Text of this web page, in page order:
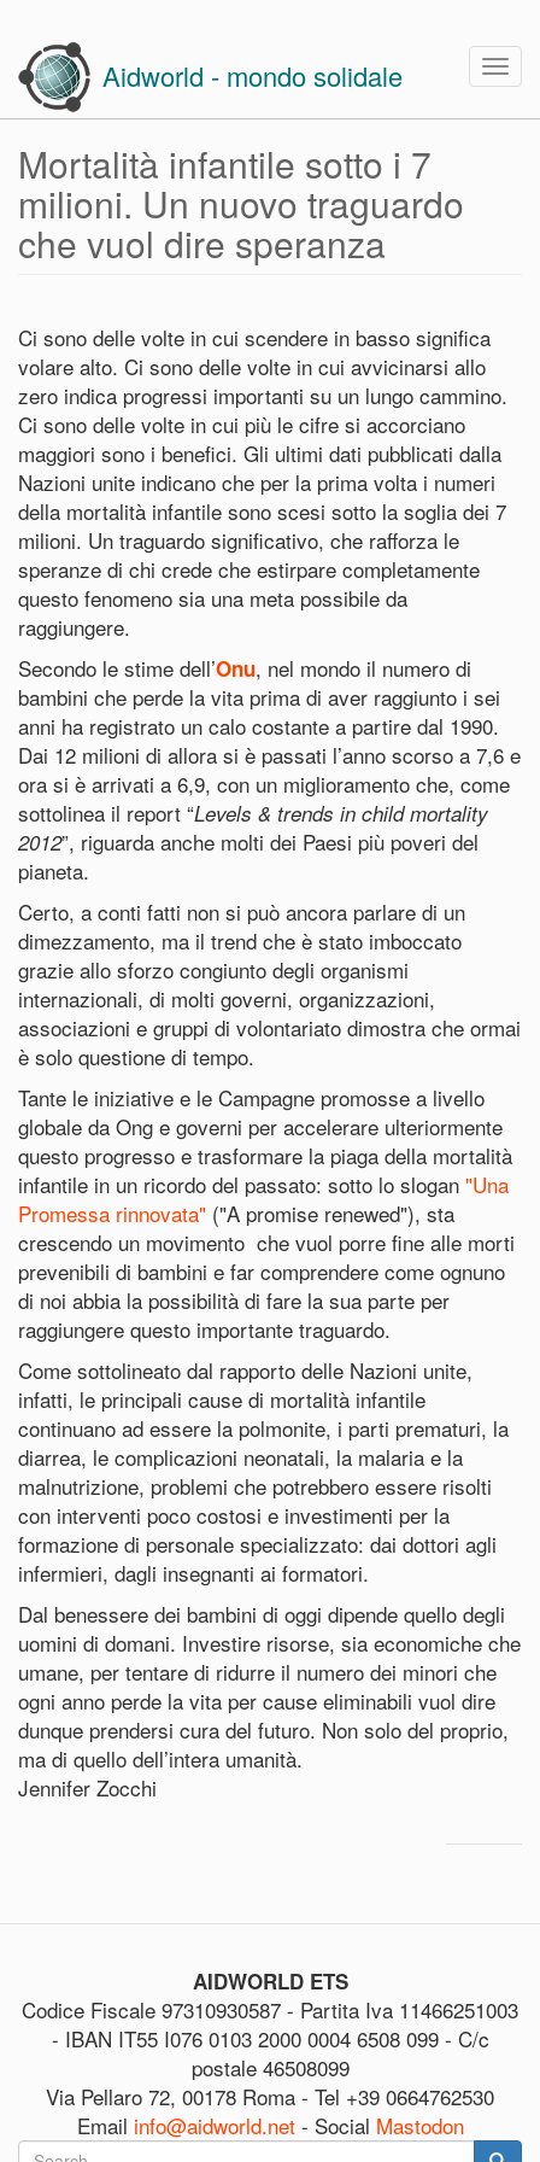
main
content
Aidworld - mondo solidale
Mortalità infantile sotto i 7
milioni. Un nuovo traguardo
che vuol dire speranza
Ci sono delle volte in cui scendere in basso significa
volare alto. Ci sono delle volte in cui avvicinarsi allo
zero indica progressi importanti su un lungo cammino.
Ci sono delle volte in cui più le cifre si accorciano
maggiori sono i benefici. Gli ultimi dati pubblicati dalla
Nazioni unite indicano che per la prima volta i numeri
della mortalità infantile sono scesi sotto la soglia dei 7
milioni. Un traguardo significativo, che rafforza le
speranze di chi crede che estirpare completamente
questo fenomeno sia una meta possibile da
raggiungere.
Secondo le stime dell’Onu, nel mondo il numero di
bambini che perde la vita prima di aver raggiunto i sei
anni ha registrato un calo costante a partire dal 1990.
Dai 12 milioni di allora si è passati l’anno scorso a 7,6 e
ora si è arrivati a 6,9, con un miglioramento che, come
sottolinea il report “Levels & trends in child mortality
2012”, riguarda anche molti dei Paesi più poveri del
pianeta.
Certo, a conti fatti non si può ancora parlare di un
dimezzamento, ma il trend che è stato imboccato
grazie allo sforzo congiunto degli organismi
internazionali, di molti governi, organizzazioni,
associazioni e gruppi di volontariato dimostra che ormai
è solo questione di tempo.
Tante le iniziative e le Campagne promosse a livello
globale da Ong e governi per accelerare ulteriormente
questo progresso e trasformare la piaga della mortalità
infantile in un ricordo del passato: sotto lo slogan "Una
Promessa rinnovata" ("A promise renewed"), sta
crescendo un movimento che vuol porre fine alle morti
prevenibili di bambini e far comprendere come ognuno
di noi abbia la possibilità di fare la sua parte per
raggiungere questo importante traguardo.
Come sottolineato dal rapporto delle Nazioni unite,
infatti, le principali cause di mortalità infantile
continuano ad essere la polmonite, i parti prematuri, la
diarrea, le complicazioni neonatali, la malaria e la
malnutrizione, problemi che potrebbero essere risolti
con interventi poco costosi e investimenti per la
formazione di personale specializzato: dai dottori agli
infermieri, dagli insegnanti ai formatori.
Dal benessere dei bambini di oggi dipende quello degli
uomini di domani. Investire risorse, sia economiche che
umane, per tentare di ridurre il numero dei minori che
ogni anno perde la vita per cause eliminabili vuol dire
dunque prendersi cura del futuro. Non solo del proprio,
ma di quello dell’intera umanità.
Jennifer Zocchi
AIDWORLD ETS
Codice Fiscale 97310930587 - Partita Iva 11466251003
- IBAN IT55 I076 0103 2000 0004 6508 099 - C/c
postale 46508099
Via Pellaro 72, 00178 Roma - Tel +39 0664762530
Email info@aidworld.net- Social Mastodon